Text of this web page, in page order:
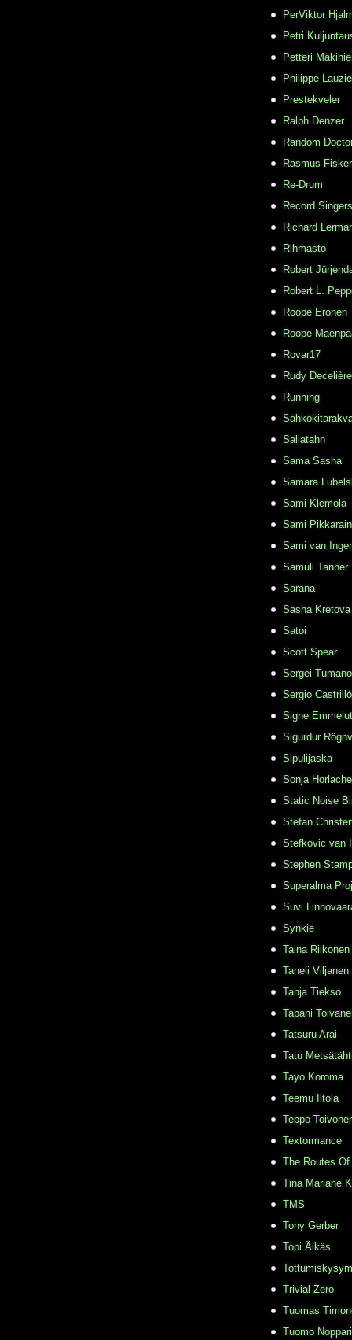
PerViktor
Petri
Petteri
Philippe
Prestekveler
Ralph Denzer
Random
Rasmus Fisker
Re-Drum
Record Singers
Richard
Rihmasto
Robert
Robert L.
Roope Eronen
Roope
Rovar17
Rudy Decelière
Running
Saliatahn
Sama Sasha
Samara
Sami Klemola
Sami
Sami van
Samuli Tanner
Sarana
Sasha Kretova
Satoi
Scott Spear
Sergei
Sergio
Signe
Sigurdur
Sipulijaska
Sonja
Static Noise
Stefan
Stefkovic van
Stephen
Superalma
Suvi
Synkie
Taina Riikonen
Taneli Viljanen
Tanja Tiekso
Tapani
Tatsuru Arai
Tatu
Tayo Koroma
Teemu Iltola
Teppo
Textormance
The Routes
Tina Mariane
TMS
Tony Gerber
Topi Äikäs
Trivial Zero
Tuomas
Tuomo Noppari